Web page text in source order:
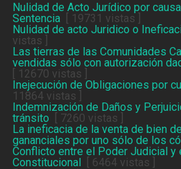
Nulidad de Acto Jurídico por
Sentencia[ 19731 vistas ]
Nulidad de acto Juridico o
vistas ]
Las tierras de las Comunidades
vendidas sólo con autorización
[ 12670 vistas ]
Inejecución de Obligaciones por
11864 vistas ]
Indemnización de Daños y
tránsito [ 7260 vistas ]
La ineficacia de la venta de bien
gananciales por uno sólo de los
Conflicto entre el Poder Judicial y
Constitucional
[ 6464 vistas ]